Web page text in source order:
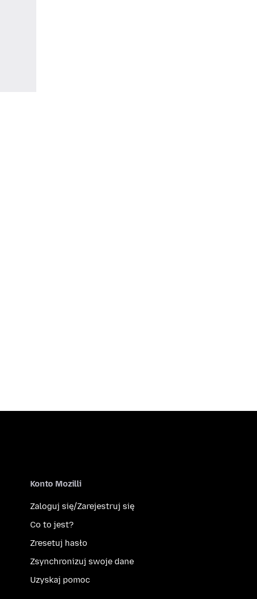
Konto Mozilli
Zaloguj się/Zarejestruj się
Co to jest?
Zresetuj hasło
Zsynchronizuj swoje dane
Uzyskaj pomoc